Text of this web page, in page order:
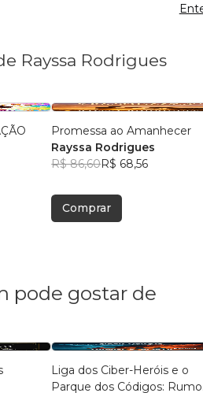
Rayssa Rodrigues
Promessa ao Amanhecer
Rayssa Rodrigues
R$ 86,60R$ 68,56
Comprar
pode gostar de
Liga dos Ciber-Heróis e o
Parque dos Códigos: Rumo